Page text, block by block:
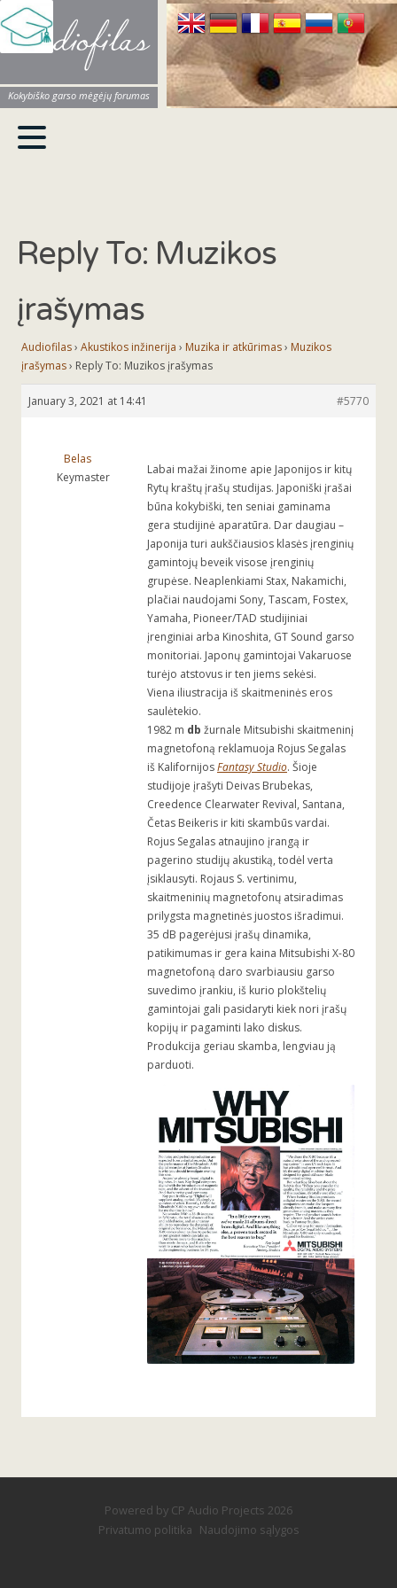
Audiofilas
Kokybiško garso mėgėjų forumas
Reply To: Muzikos
įrašymas
Audiofilas› Akustikos inžinerija › Muzika ir atkūrimas› Muzikos
įrašymas› Reply To: Muzikos įrašymas
January 3, 2021 at 14:41 #5770
Belas
Keymaster
Labai mažai žinome apie Japonijos ir kitų
Rytų kraštų įrašų studijas. Japoniški įrašai
būna kokybiški, ten seniai gaminama
gera studijinė aparatūra. Dar daugiau –
Japonija turi aukščiausios klasės įrenginių
gamintojų beveik visose įrenginių
grupėse. Neaplenkiami Stax, Nakamichi,
plačiai naudojami Sony, Tascam, Fostex,
Yamaha, Pioneer/TAD studijiniai
įrenginiai arba Kinoshita, GT Sound garso
monitoriai. Japonų gamintojai Vakaruose
turėjo atstovus ir ten jiems sekėsi.
Viena iliustracija iš skaitmeninės eros
saulėtekio.
1982 m db žurnale Mitsubishi skaitmeninį
magnetofoną reklamuoja Rojus Segalas
iš KalifornijosFantasy Studio. Šioje
studijoje įrašyti Deivas Brubekas,
Creedence Clearwater Revival, Santana,
Četas Beikeris ir kiti skambūs vardai.
Rojus Segalas atnaujino įrangą ir
pagerino studijų akustiką, todėl verta
įsiklausyti. Rojaus S. vertinimu,
skaitmeninių magnetofonų atsiradimas
prilygsta magnetinės juostos išradimui.
35 dB pagerėjusi įrašų dinamika,
patikimumas ir gera kaina Mitsubishi X-80
magnetofoną daro svarbiausiu garso
suvedimo įrankiu, iš kurio plokštelių
gamintojai gali pasidaryti kiek nori įrašų
kopijų ir pagaminti lako diskus.
Produkcija geriau skamba, lengviau ją
parduoti.
Powered by CP Audio Projects 2026
Privatumo politika Naudojimo sąlygos